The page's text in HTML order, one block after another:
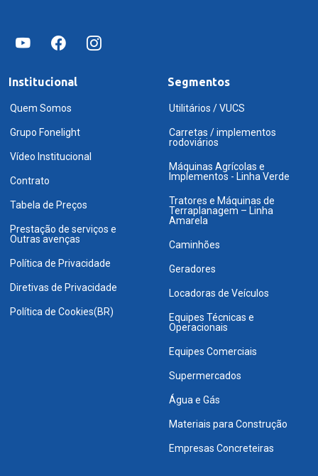
Institucional
Quem Somos
Grupo Fonelight
Vídeo Institucional
Contrato
Tabela de Preços
Prestação de serviços e
Outras avenças
Política de Privacidade
Diretivas de Privacidade
Política de Cookies(BR)
Segmentos
Utilitários / VUCS
Carretas / implementos
rodoviários
Máquinas Agrícolas e
Implementos - Linha Verde
Tratores e Máquinas de
Terraplanagem – Linha
Amarela
Caminhões
Geradores
Locadoras de Veículos
Equipes Técnicas e
Operacionais
Equipes Comerciais
Supermercados
Água e Gás
Materiais para Construção
Empresas Concreteiras